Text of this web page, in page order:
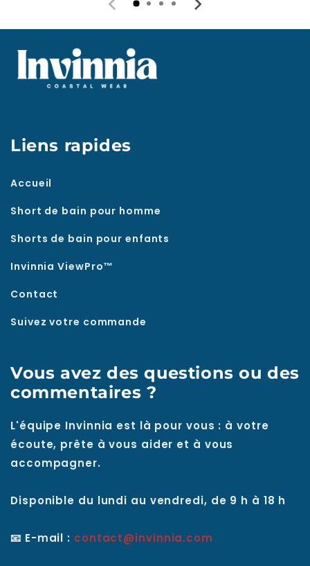
Liens rapides
Accueil
Short de bain pour homme
Shorts de bain pour enfants
Invinnia ViewPro™
Contact
Suivez votre commande
Vous avez des questions ou des
commentaires ?
L'équipe Invinnia est là pour vous : à votre
écoute, prête à vous aider et à vous
accompagner.
Disponible du lundi au vendredi, de 9 h à 18 h
📧 E-mail : contact@invinnia.com